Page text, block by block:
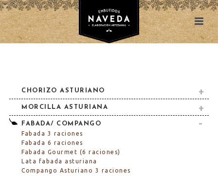
CHORIZO ASTURIANO
MORCILLA ASTURIANA
FABADA/ COMPANGO
Fabada 3 raciones
Fabada 6 raciones
Fabada Gourmet (6 raciones)
Lata fabada asturiana
Compango Asturiano 3 raciones